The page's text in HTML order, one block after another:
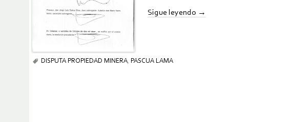
Sigue leyendo →
DISPUTA PROPIEDAD MINERA PASCUA LAMA